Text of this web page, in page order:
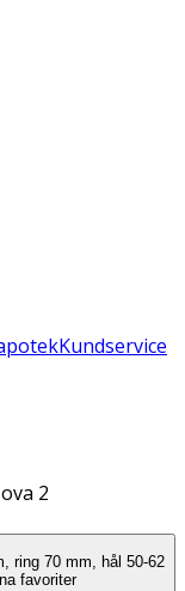
Kundservice
2
ring 70 mm, hål 50-62
favoriter